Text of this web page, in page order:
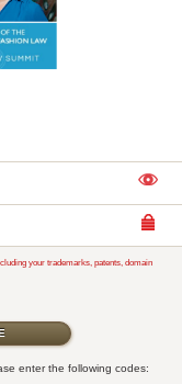
your trademarks, patents, domain
enter the following codes: